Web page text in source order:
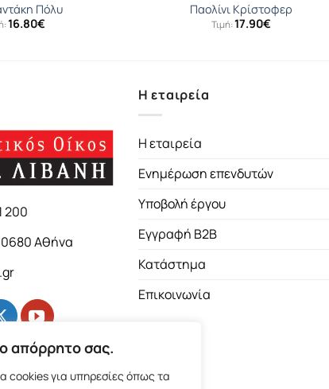
απόρρητο σας.
cookies για υπηρεσίες όπως τα
Πόλυ
16.80€
Παολίνι Κρίστοφερ
Τιμή:17.90€
200
Αθήνα
Η εταιρεία
Η εταιρεία
Ενημέρωση επενδυτών
Υποβολή έργου
Εγγραφή B2B
Κατάστημα
Επικοινωνία